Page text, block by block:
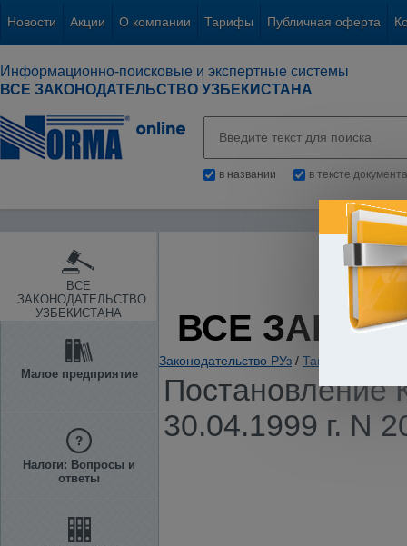
Новости Акции О компании Тарифы Публичная оферта
Информационно-поисковые и экспертные системы
ВСЕ ЗАКОНОДАТЕЛЬСТВО УЗБЕКИСТАНА
в названии в тексте документа
ВСЕ
ЗАКОНОДАТЕЛЬСТВО
УЗБЕКИСТАНА
Малое предприятие
Налоги: Вопросы и
ответы
ВСЕ
Законодательство РУз / Таможенное
Постановление
30.04.1999 г. N